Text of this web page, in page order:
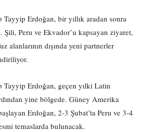
Tayyip Erdoğan, bir yıllık aradan sonra
Şili, Peru ve Ekvador’u kapsayan ziyaret,
alanlarının dışında yeni partnerler
Tayyip Erdoğan, geçen yılki Latin
yine bölgede. Güney Amerika
Erdoğan, 2-3 Şubat’ta Peru ve 3-4
temaslarda bulunacak.